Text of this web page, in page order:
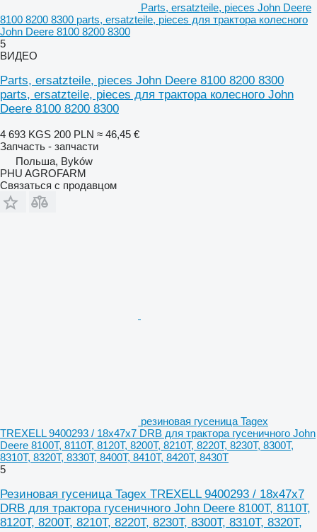
Parts, ersatzteile, pieces John Deere
8100 8200 8300 parts, ersatzteile, pieces для трактора колесного
John Deere 8100 8200 8300
5
ВИДЕО
Parts, ersatzteile, pieces John Deere 8100 8200 8300
parts, ersatzteile, pieces для трактора колесного John
Deere 8100 8200 8300
4 693 KGS 200 PLN ≈ 46,45 €
Запчасть - запчасти
Польша, Byków
PHU AGROFARM
Связаться с продавцом
резиновая гусеница Tagex
TREXELL 9400293 / 18x47x7 DRB для трактора гусеничного John
Deere 8100T, 8110T, 8120T, 8200T, 8210T, 8220T, 8230T, 8300T,
8310T, 8320T, 8330T, 8400T, 8410T, 8420T, 8430T
5
Резиновая гусеница Tagex TREXELL 9400293 / 18x47x7
DRB для трактора гусеничного John Deere 8100T, 8110T,
8120T, 8200T, 8210T, 8220T, 8230T, 8300T, 8310T, 8320T,